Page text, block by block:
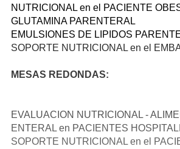
NUTRICIONAL en el PACIENTE
GLUTAMINA PARENTERAL
EMULSIONES DE LIPIDOS
SOPORTE NUTRICIONAL en el
MESAS REDONDAS:
EVALUACION NUTRICIONAL -
ENTERAL en PACIENTES
SOPORTE NUTRICIONAL en el